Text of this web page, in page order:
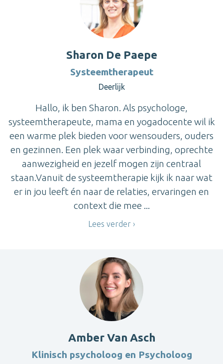
Sharon De Paepe
Systeemtherapeut
Deerlijk
Hallo, ik ben Sharon. Als psychologe,
systeemtherapeute, mama en yogadocente wil ik
een warme plek bieden voor wensouders, ouders
en gezinnen. Een plek waar verbinding, oprechte
aanwezigheid en jezelf mogen zijn centraal
staan.Vanuit de systeemtherapie kijk ik naar wat
er in jou leeft én naar de relaties, ervaringen en
context die mee ...
Lees verder
Amber Van Asch
Klinisch psycholoog en Psycholoog